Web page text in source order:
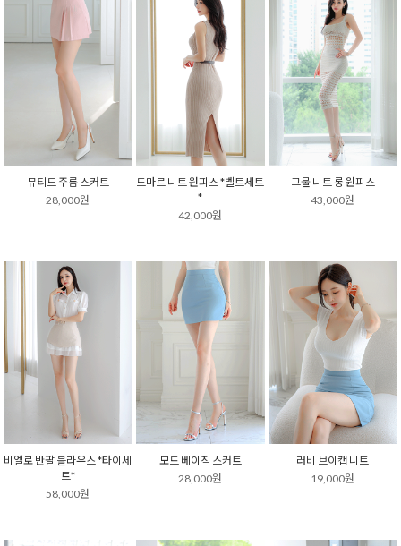
뮤티드 주름 스커트
28,000원
드마르 니트 원피스 *벨트세트
*
42,000원
그물 니트 롱 원피스
43,000원
비엘로 반팔 블라우스 *타이세
트*
58,000원
모드 베이직 스커트
28,000원
러비 브이캡 니트
19,000원